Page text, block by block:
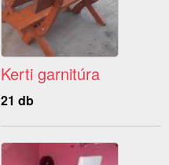
Kerti garnitúra
21 db